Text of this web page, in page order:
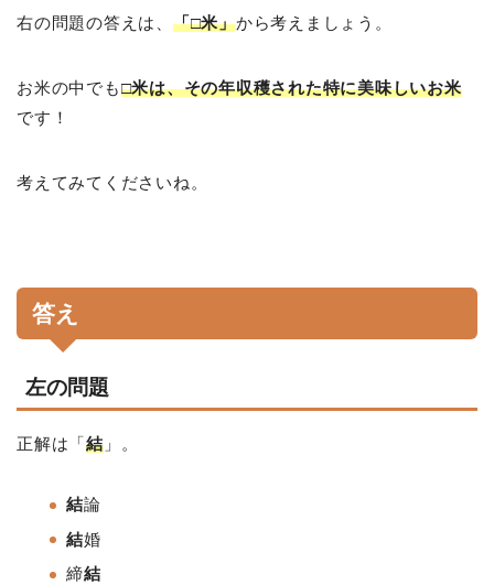
右の問題の答えは、 「□米」から考えましょう。
お米の中でも□米は、その年収穫された特に美味しいお米
です！
考えてみてくださいね。
答え
左の問題
正解は「結」。
結論
結婚
締結